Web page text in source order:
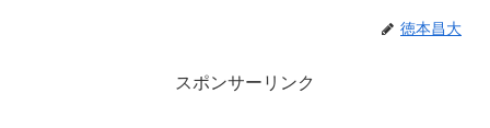
徳本昌大
スポンサーリンク